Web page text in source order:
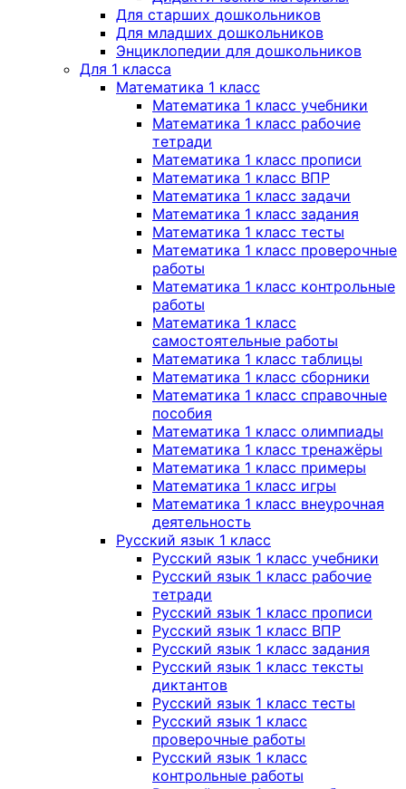
Для старших дошкольников
Для младших дошкольников
Энциклопедии для дошкольников
Для 1 класса
Математика 1 класс
Математика 1 класс учебники
Математика 1 класс рабочие
тетради
Математика 1 класс прописи
Математика 1 класс ВПР
Математика 1 класс задачи
Математика 1 класс задания
Математика 1 класс тесты
Математика 1 класс проверочные
работы
Математика 1 класс контрольные
работы
Математика 1 класс
самостоятельные работы
Математика 1 класс таблицы
Математика 1 класс сборники
Математика 1 класс справочные
пособия
Математика 1 класс олимпиады
Математика 1 класс тренажёры
Математика 1 класс примеры
Математика 1 класс игры
Математика 1 класс внеурочная
деятельность
Русский язык 1 класс
Русский язык 1 класс учебники
Русский язык 1 класс рабочие
тетради
Русский язык 1 класс прописи
Русский язык 1 класс ВПР
Русский язык 1 класс задания
Русский язык 1 класс тексты
диктантов
Русский язык 1 класс тесты
Русский язык 1 класс
проверочные работы
Русский язык 1 класс
контрольные работы